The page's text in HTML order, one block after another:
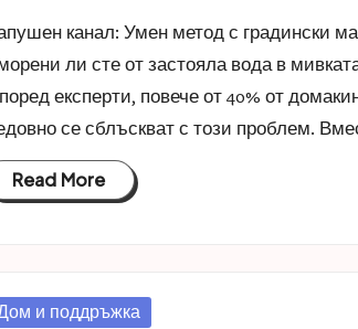
канал: Умен метод с градински
ли сте от застояла вода в
експерти, повече от 40% от
се сблъскват с този проблем.
Read More
и поддръжка